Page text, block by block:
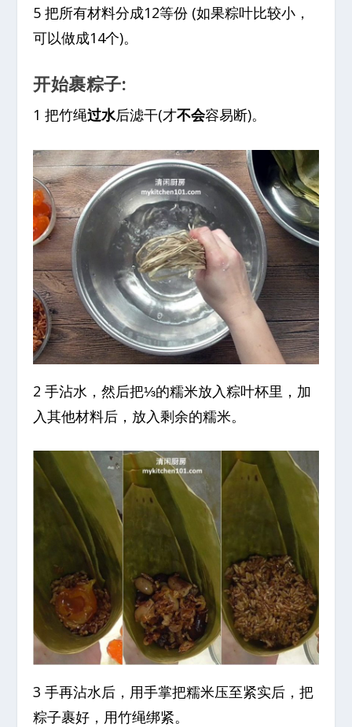
5 把所有材料分成12等份 (如果粽叶比较小，
可以做成14个)。
开始裹粽子:
1 把竹绳过水后滤干(才不会容易断)。
2 手沾水，然后把⅓的糯米放入粽叶杯里，加
入其他材料后，放入剩余的糯米。
3 手再沾水后，用手掌把糯米压至紧实后，把
粽子裹好，用竹绳绑紧。